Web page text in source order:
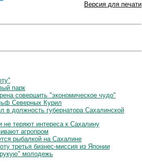
Версия для печати
парк
совершить "экономическое чудо"
Северных Курил
в должность губернатора Сахалинской
теряют интереса к Сахалину
агропром
рыбалкой на Сахалине
третья бизнес-миссия из Японии
молодежь